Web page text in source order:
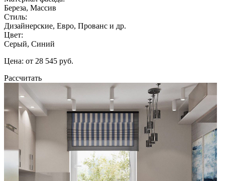
Береза, Массив
Стиль:
Дизайнерские, Евро, Прованс и др.
Цвет:
Серый, Синий
Цена: от 28 545 руб.
Рассчитать